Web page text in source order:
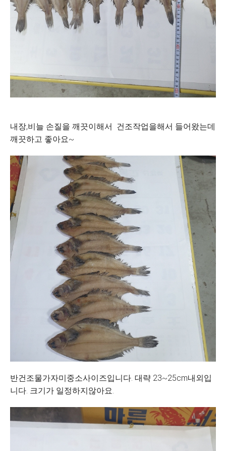
내장,비늘 손질을 깨끗이해서 건조작업을해서 들어왔는데
깨끗하고 좋아요~
반건조물가자미중소사이즈입니다. 대략 23~25cm내외입
니다. 크기가 일정하지않아요.